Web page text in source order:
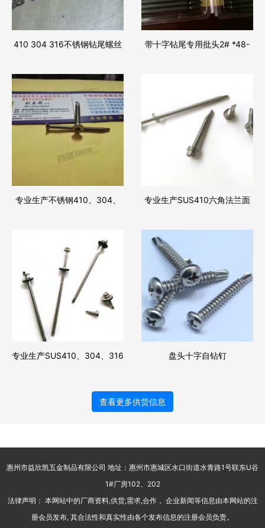
410 304 316不锈钢钻尾螺丝
带十字钻尾专用批头2# *48-
专业生产不锈钢410、304、
专业生产SUS410六角法兰面
专业生产SUS410、304、316
盘头十字自钻钉
查看更多供货信息
惠州市益欣凯五金制品有限公司 地址：惠州市惠城区水口街道水青路1号联东U谷
1#厂房102、202
法律声明： 本网站中的厂商资料,供货,需求,合作， 企业新闻等信息由本网站的注
册会员发布, 其合法性和真实性由各个发布信息的注册会员负责。